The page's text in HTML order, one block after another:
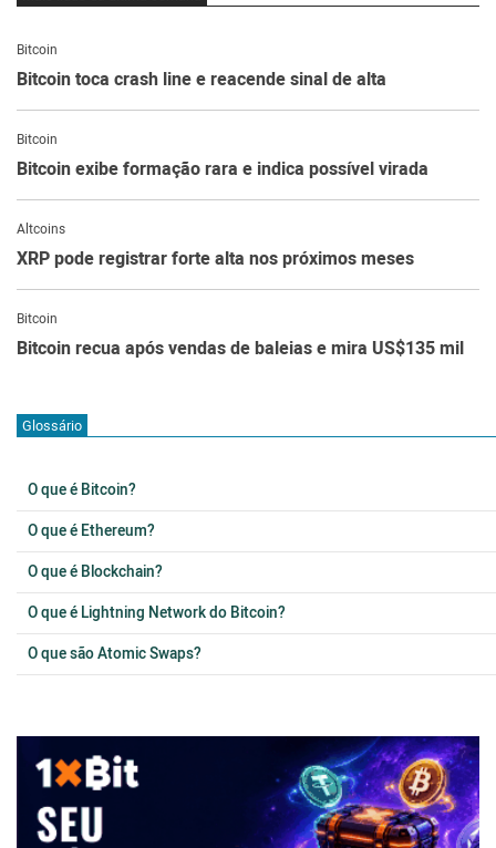
Bitcoin
Bitcoin toca crash line e reacende sinal de alta
Bitcoin
Bitcoin exibe formação rara e indica possível virada
Altcoins
XRP pode registrar forte alta nos próximos meses
Bitcoin
Bitcoin recua após vendas de baleias e mira US$135 mil
Glossário
O que é Bitcoin?
O que é Ethereum?
O que é Blockchain?
O que é Lightning Network do Bitcoin?
O que são Atomic Swaps?